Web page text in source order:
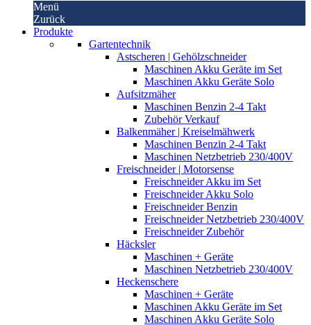
Menü
Zurück
Produkte
Gartentechnik
Astscheren | Gehölzschneider
Maschinen Akku Geräte im Set
Maschinen Akku Geräte Solo
Aufsitzmäher
Maschinen Benzin 2-4 Takt
Zubehör Verkauf
Balkenmäher | Kreiselmähwerk
Maschinen Benzin 2-4 Takt
Maschinen Netzbetrieb 230/400V
Freischneider | Motorsense
Freischneider Akku im Set
Freischneider Akku Solo
Freischneider Benzin
Freischneider Netzbetrieb 230/400V
Freischneider Zubehör
Häcksler
Maschinen + Geräte
Maschinen Netzbetrieb 230/400V
Heckenschere
Maschinen + Geräte
Maschinen Akku Geräte im Set
Maschinen Akku Geräte Solo